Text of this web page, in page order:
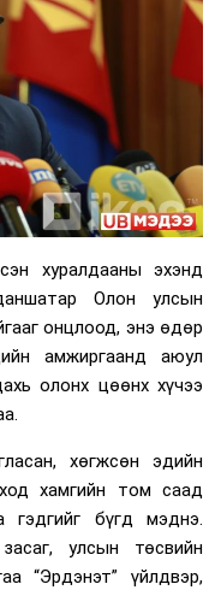
хуралдааны эхэнд
Олон улсын
онцлоод, энэ өдөр
амжиргаанд аюул
олонх цөөнх хүчээ
хөгжсөн эдийн
хамгийн том саад
гэдгийг бүгд мэднэ.
улсын төсвийн
“Эрдэнэт” үйлдвэр,